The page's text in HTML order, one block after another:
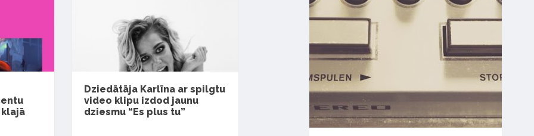
klajā
Dziedātāja Karlīna ar spilgtu
video klipu izdod jaunu
dziesmu “Es plus tu”